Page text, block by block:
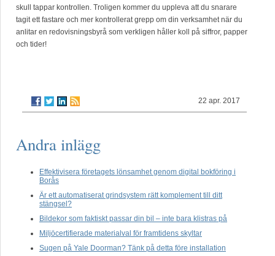
skull tappar kontrollen. Troligen kommer du uppleva att du snarare
tagit ett fastare och mer kontrollerat grepp om din verksamhet när du
anlitar en redovisningsbyrå som verkligen håller koll på siffror, papper
och tider!
22 apr. 2017
Andra inlägg
Effektivisera företagets lönsamhet genom digital bokföring i
Borås
Är ett automatiserat grindsystem rätt komplement till ditt
stängsel?
Bildekor som faktiskt passar din bil – inte bara klistras på
Miljöcertifierade materialval för framtidens skyltar
Sugen på Yale Doorman? Tänk på detta före installation